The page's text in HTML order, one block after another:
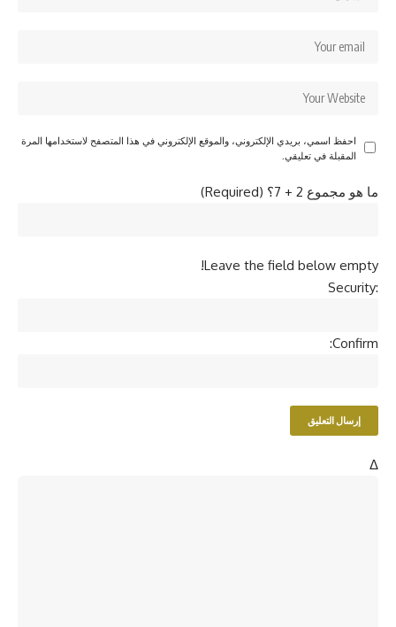
احفظ اسمي، بريدي الإلكتروني، والموقع الإلكتروني في هذا المتصفح لاستخدامها المرة
المقبلة في تعليقي.
ما هو مجموع 2 + 7؟ (Required)
Leave the field below empty!
Security:
Confirm:
Δ